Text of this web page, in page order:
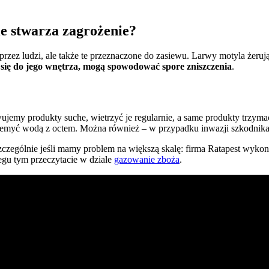
stwarza zagrożenie?
ludzi, ale także te przeznaczone do zasiewu. Larwy motyla
do jego wnętrza, mogą spowodować spore zniszczenia.
produkty suche, wietrzyć je regularnie, a same produkty
wodą z octem. Można również – w przypadku inwazji
jeśli mamy problem na większą skalę: firma Ratapest
tym przeczytacie w dziale gazowanie zboża.